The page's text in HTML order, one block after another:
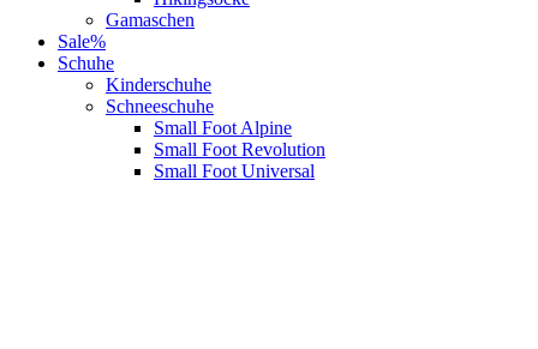
Gamaschen
Sale%
Schuhe
Kinderschuhe
Schneeschuhe
Small Foot Alpine
Small Foot Revolution
Small Foot Universal